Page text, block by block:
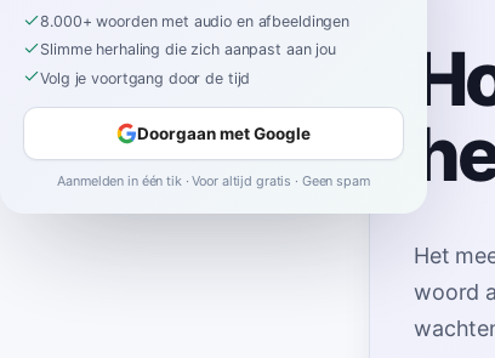
Het
woord
8.000+ woorden met audio en afbeeldingen
Slimme herhaling die zich aanpast aan jou
Volg je voortgang door de tijd
Doorgaan met Google
Aanmelden in één tik · Voor altijd gratis · Geen spam